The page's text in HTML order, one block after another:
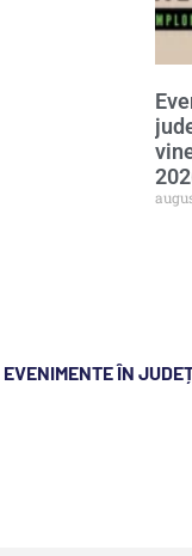
EVENIMENTE ÎN